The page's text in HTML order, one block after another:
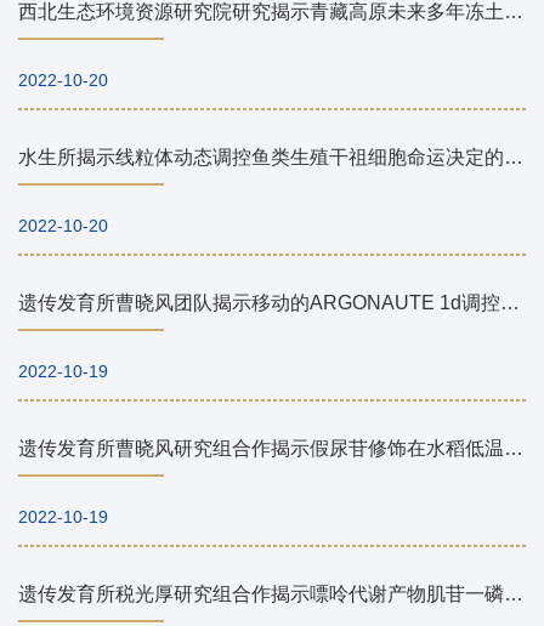
西北生态环境资源研究院研究揭示青藏高原未来多年冻土退化对工程基础设施造成潜在经济损害
2022-10-20
水生所揭示线粒体动态调控鱼类生殖干祖细胞命运决定的新机制
2022-10-20
遗传发育所曹晓风团队揭示移动的ARGONAUTE 1d调控水稻低温育性的新机制
2022-10-19
遗传发育所曹晓风研究组合作揭示假尿苷修饰在水稻低温响应过程中的调控机制
2022-10-19
遗传发育所税光厚研究组合作揭示嘌呤代谢产物肌苷一磷酸可加快骨髓生成和急性胰腺炎进展